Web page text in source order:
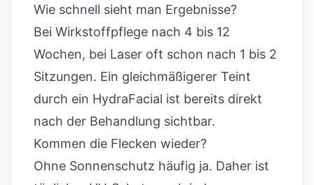
Wie schnell sieht man Ergebnisse?
Bei Wirkstoffpflege nach 4 bis 12
Wochen, bei Laser oft schon nach 1 bis 2
Sitzungen. Ein gleichmäßigerer Teint
durch ein HydraFacial ist bereits direkt
nach der Behandlung sichtbar.
Kommen die Flecken wieder?
Ohne Sonnenschutz häufig ja. Daher ist